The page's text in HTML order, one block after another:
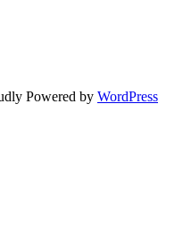
Powered by WordPress